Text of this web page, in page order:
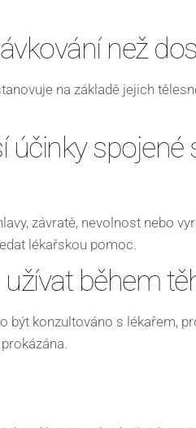
než
na základě jejich
účinky spojené
závratě, nevolnost nebo
lékařskou pomoc.
během
být konzultováno s lékařem,